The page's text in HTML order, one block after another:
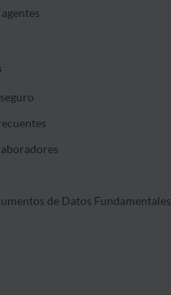
de Datos Fundamentales